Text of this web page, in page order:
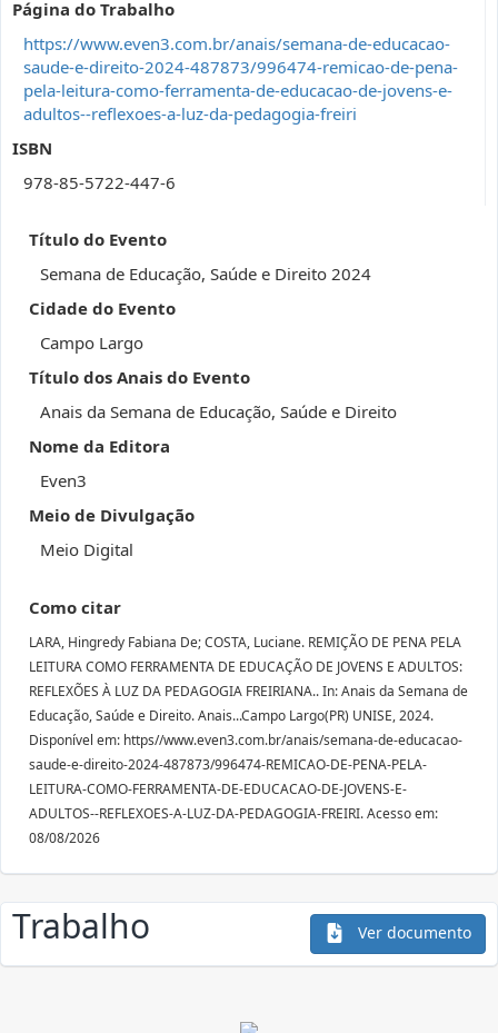
Página do Trabalho
https://www.even3.com.br/anais/semana-de-educacao-
saude-e-direito-2024-487873/996474-remicao-de-pena-
pela-leitura-como-ferramenta-de-educacao-de-jovens-e-
adultos--reflexoes-a-luz-da-pedagogia-freiri
ISBN
978-85-5722-447-6
Título do Evento
Semana de Educação, Saúde e Direito 2024
Cidade do Evento
Campo Largo
Título dos Anais do Evento
Anais da Semana de Educação, Saúde e Direito
Nome da Editora
Even3
Meio de Divulgação
Meio Digital
Como citar
LARA, Hingredy Fabiana De; COSTA, Luciane. REMIÇÃO DE PENA PELA
LEITURA COMO FERRAMENTA DE EDUCAÇÃO DE JOVENS E ADULTOS:
REFLEXÕES À LUZ DA PEDAGOGIA FREIRIANA.. In: Anais da Semana de
Educação, Saúde e Direito. Anais...Campo Largo(PR) UNISE, 2024.
Disponível em: https//www.even3.com.br/anais/semana-de-educacao-
saude-e-direito-2024-487873/996474-REMICAO-DE-PENA-PELA-
LEITURA-COMO-FERRAMENTA-DE-EDUCACAO-DE-JOVENS-E-
ADULTOS--REFLEXOES-A-LUZ-DA-PEDAGOGIA-FREIRI. Acesso em:
08/08/2026
Trabalho Ver documento